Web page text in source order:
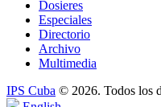
Dosieres
Especiales
Directorio
Archivo
Multimedia
IPS Cuba © 2026. Todos los